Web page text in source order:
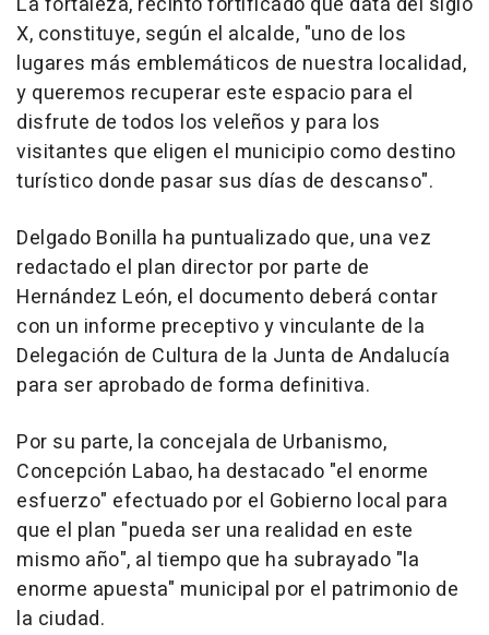
X, constituye, según el alcalde, "uno de los
lugares más emblemáticos de nuestra localidad,
y queremos recuperar este espacio para el
disfrute de todos los veleños y para los
visitantes que eligen el municipio como destino
turístico donde pasar sus días de descanso".
Delgado Bonilla ha puntualizado que, una vez
redactado el plan director por parte de
Hernández León, el documento deberá contar
con un informe preceptivo y vinculante de la
Delegación de Cultura de la Junta de Andalucía
para ser aprobado de forma definitiva.
Por su parte, la concejala de Urbanismo,
Concepción Labao, ha destacado "el enorme
esfuerzo" efectuado por el Gobierno local para
que el plan "pueda ser una realidad en este
mismo año", al tiempo que ha subrayado "la
enorme apuesta" municipal por el patrimonio de
la ciudad.